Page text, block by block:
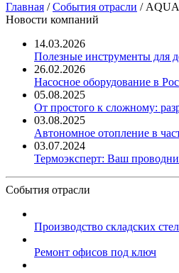
Главная /События отрасли /
Новости компаний
14.03.2026
Полезные инструменты для
26.02.2026
Насосное оборудование в
05.08.2025
От простого к сложному:
03.08.2025
Автономное отопление в
03.07.2024
Термоэксперт: Ваш
События отрасли
Производство складских
Ремонт офисов под ключ